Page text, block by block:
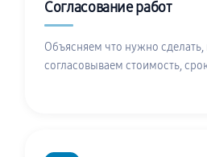
Согласование работ
Объясняем что нужно
согласовываем стоимость,